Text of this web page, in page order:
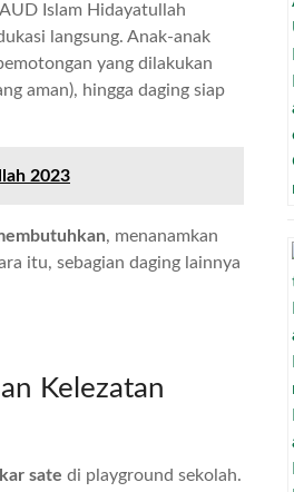
Islam Hidayatullah
langsung. Anak-anak
yang dilakukan
aman), hingga daging siap
2023
, menanamkan
itu, sebagian daging lainnya
Kelezatan
sate di playground sekolah.